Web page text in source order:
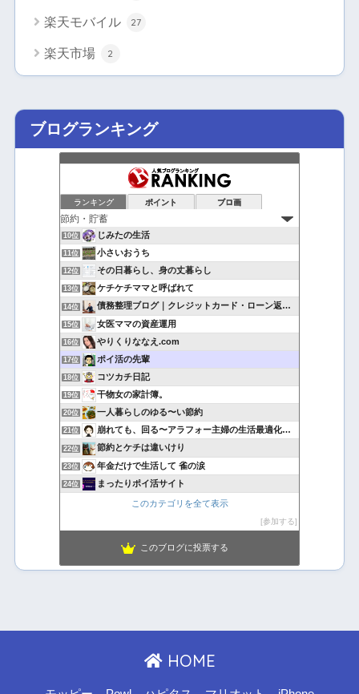
楽天モバイル 27
楽天市場 2
ブログランキング
ランキング ポイント ブロ画
10位 じみたの生活
11位 小さいおうち
12位 その日暮らし、身の丈暮らし
13位 ケチケチママと呼ばれて
14位 債務整理ブログ｜クレジットカード・ローン返済で悩んでいる方へ
15位 女医ママの資産運用
16位 やりくりななえ.com
17位 ポイ活の先輩
18位 コツカチ日記
19位 干物女の家計簿。
20位 一人暮らしのゆる〜い節約
21位 崩れても、回る〜アラフォー主婦の生活最適化日記
22位 節約とケチは違いけり
23位 年金だけで生活して 雀の涙
24位 まったりポイ活サイト
このカテゴリを全て表示
参加する
このブログに投票する
HOME